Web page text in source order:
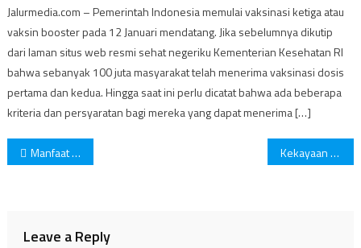
Jalurmedia.com – Pemerintah Indonesia memulai vaksinasi ketiga atau
vaksin booster pada 12 Januari mendatang. Jika sebelumnya dikutip
dari laman situs web resmi sehat negeriku Kementerian Kesehatan RI
bahwa sebanyak 100 juta masyarakat telah menerima vaksinasi dosis
pertama dan kedua. Hingga saat ini perlu dicatat bahwa ada beberapa
kriteria dan persyaratan bagi mereka yang dapat menerima […]
Post
Manfaat dari Buah-buahan untuk Kesehatan Kekayaan Artis Rafi Ahmad
Leave a Reply